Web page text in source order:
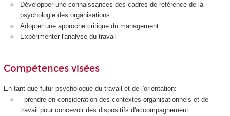
Développer une connaissances des cadres de référence de la
psychologie des organisations
Adopter une approche critique du management
Expérimenter l'analyse du travail
Compétences visées
En tant que futur psychologue du travail et de l'orientation:
- prendre en considération des contextes organisationnels et de
travail pour concevoir des dispositifs d'accompagnement